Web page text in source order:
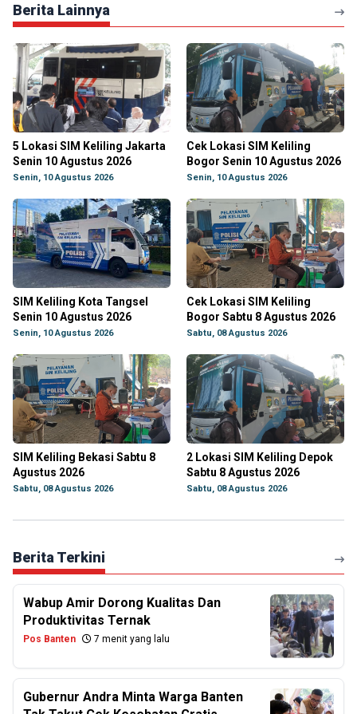
Berita Lainnya
5 Lokasi SIM Keliling Jakarta
Senin 10 Agustus 2026
Senin, 10 Agustus 2026
Cek Lokasi SIM Keliling
Bogor Senin 10 Agustus 2026
Senin, 10 Agustus 2026
SIM Keliling Kota Tangsel
Senin 10 Agustus 2026
Senin, 10 Agustus 2026
Cek Lokasi SIM Keliling
Bogor Sabtu 8 Agustus 2026
Sabtu, 08 Agustus 2026
SIM Keliling Bekasi Sabtu 8
Agustus 2026
Sabtu, 08 Agustus 2026
2 Lokasi SIM Keliling Depok
Sabtu 8 Agustus 2026
Sabtu, 08 Agustus 2026
Berita Terkini
Wabup Amir Dorong Kualitas Dan
Produktivitas Ternak
Pos Banten 7 menit yang lalu
Gubernur Andra Minta Warga Banten